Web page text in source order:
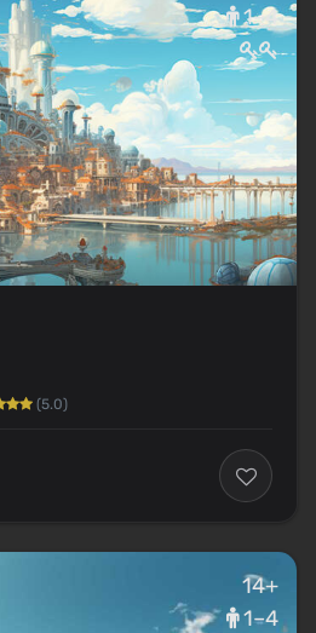
1–4
(5.0)
14+
1–4